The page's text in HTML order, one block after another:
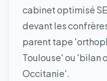
cabinet optimisé
devant les
parent tape
Toulouse' ou 'bilan
Occitanie'.